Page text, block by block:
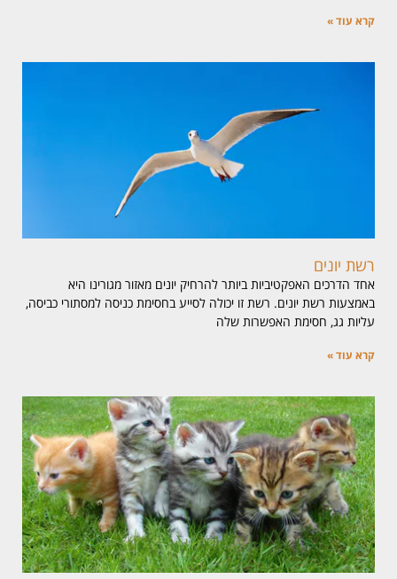
קרא עוד »
רשת יונים
אחד הדרכים האפקטיביות ביותר להרחיק יונים מאזור מגורינו היא
באמצעות רשת יונים. רשת זו יכולה לסייע בחסימת כניסה למסתורי כביסה,
עליות גג, חסימת האפשרות שלה
קרא עוד »